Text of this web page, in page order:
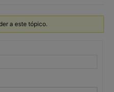
a este tópico.